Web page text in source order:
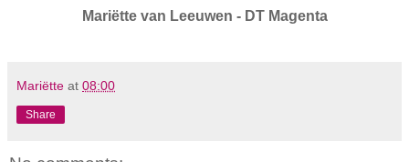
Mariëtte van Leeuwen - DT Magenta
Mariëtte at 08:00
Share